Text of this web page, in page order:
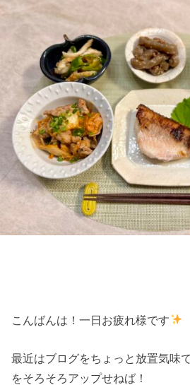
こんばんは！一日お疲れ様です
最近はブログをちょっと放置気味
をそろそろアップせねば！